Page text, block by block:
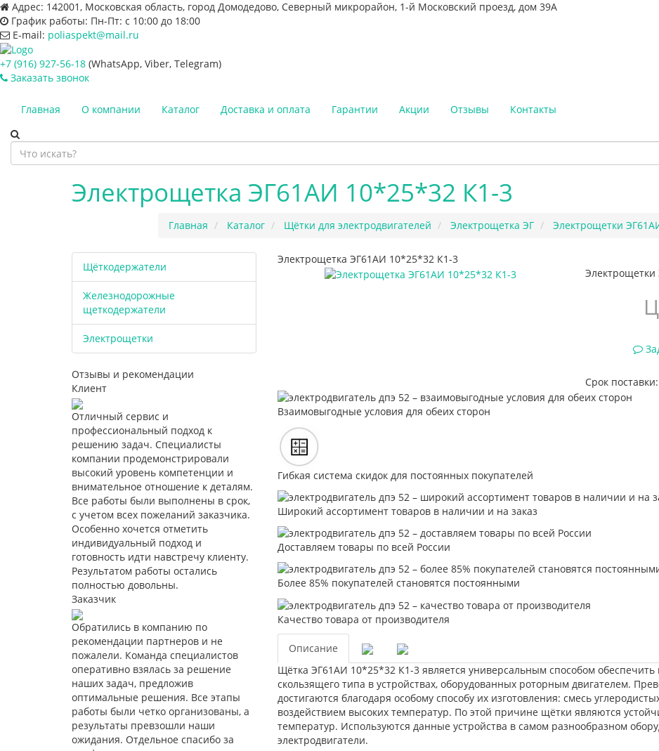
Адрес: 142001, Московская область, город Домодедово, Северный микрорайон, 1-й Московский проезд, дом 39А
График работы: Пн-Пт: с 10:00 до 18:00
E-mail: poliaspekt@mail.ru
+7 (916) 927-56-18 (WhatsApp, Viber, Telegram)
Заказать звонок
Главная О компании Каталог Доставка и оплата Гарантии Акции Отзывы Контакты
Электрощетка ЭГ61АИ 10*25*32 К1-3
Главная Каталог Щётки для электродвигателей Электрощетка ЭГ Электрощетки
Щёткодержатели
Железнодорожные
щеткодержатели
Электрощетки
Отзывы и рекомендации
Клиент
Отличный сервис и
профессиональный подход к
решению задач. Специалисты
компании продемонстрировали
высокий уровень компетенции и
внимательное отношение к деталям.
Все работы были выполнены в срок,
с учетом всех пожеланий заказчика.
Особенно хочется отметить
индивидуальный подход и
готовность идти навстречу клиенту.
Результатом работы остались
полностью довольны.
Заказчик
Обратились в компанию по
рекомендации партнеров и не
пожалели. Команда специалистов
оперативно взялась за решение
наших задач, предложив
оптимальные решения. Все этапы
работы были четко организованы, а
результаты превзошли наши
ожидания. Отдельное спасибо за
Электрощетка ЭГ61АИ 10*25*32 К1-3
Срок
Взаимовыгодные условия для обеих сторон
Гибкая система скидок для постоянных покупателей
Широкий ассортимент товаров в наличии и на заказ
Доставляем товары по всей России
Более 85% покупателей становятся постоянными
Качество товара от производителя
Описание
Щётка ЭГ61АИ 10*25*32 К1-3 является универсальным способом
скользящего типа в устройствах, оборудованных роторным двигателем.
достигаются благодаря особому способу их изготовления: смесь
воздействием высоких температур. По этой причине щётки являются
температур. Используются данные устройства в самом разнообразном
электродвигатели.